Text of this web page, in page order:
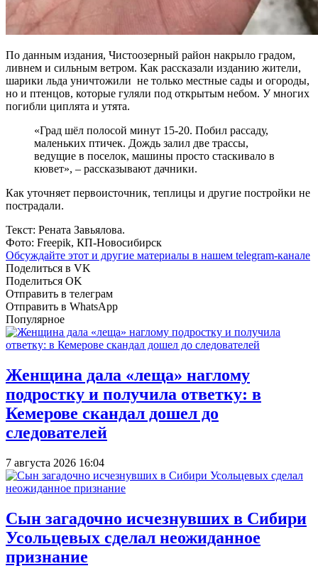
По данным издания, Чистоозерный район накрыло градом,
ливнем и сильным ветром. Как рассказали изданию жители,
шарики льда уничтожили не только местные сады и огороды,
но и птенцов, которые гуляли под открытым небом. У многих
погибли циплята и утята.
«Град шёл полосой минут 15-20. Побил рассаду,
маленьких птичек. Дождь залил две трассы,
ведущие в поселок, машины просто стаскивало в
кювет», – рассказывают дачники.
Как уточняет первоисточник, теплицы и другие постройки не
пострадали.
Текст: Рената Завьялова.
Фото: Freepik, КП-Новосибирск
Обсуждайте этот и другие материалы в нашем telegram-канале
Поделиться в VK
Поделиться OK
Отправить в телеграм
Отправить в WhatsApp
Популярное
Женщина дала «леща» наглому
подростку и получила ответку: в
Кемерове скандал дошел до
следователей
7 августа 2026 16:04
Сын загадочно исчезнувших в Сибири
Усольцевых сделал неожиданное
признание